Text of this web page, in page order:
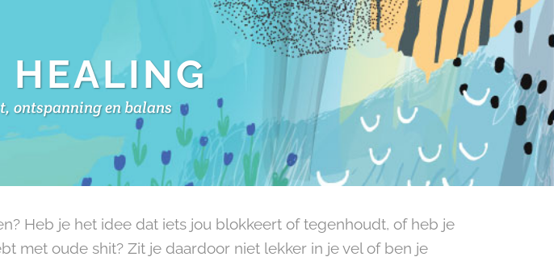
HEALING
ontspanning en balans
Heb je het idee dat iets jou blokkeert of tegenhoudt, of heb je
met oude shit? Zit je daardoor niet lekker in je vel of ben je